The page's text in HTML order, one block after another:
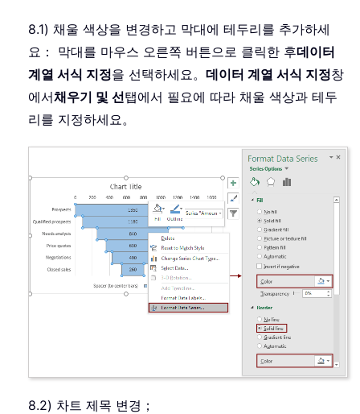
8.1) 채울 색상을 변경하고 막대에 테두리를 추가하세
요： 막대를 마우스 오른쪽 버튼으로 클릭한 후데이터
계열 서식 지정을 선택하세요。 데이터 계열 서식 지정창
에서채우기 및 선탭에서 필요에 따라 채울 색상과 테두
리를 지정하세요。
8.2) 차트 제목 변경；